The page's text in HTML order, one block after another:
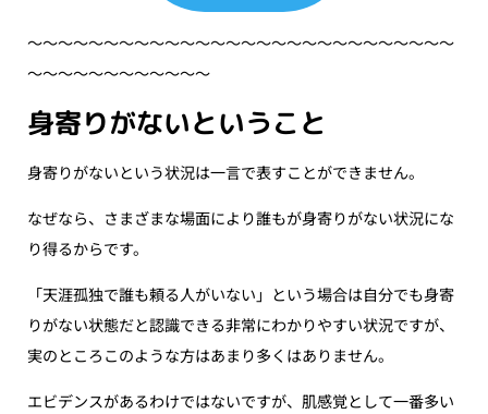
〜〜〜〜〜〜〜〜〜〜〜〜〜〜〜〜〜〜〜〜〜〜〜〜〜〜〜〜
〜〜〜〜〜〜〜〜〜〜〜〜
身寄りがないということ
身寄りがないという状況は一言で表すことができません。
なぜなら、さまざまな場面により誰もが身寄りがない状況にな
り得るからです。
「天涯孤独で誰も頼る人がいない」という場合は自分でも身寄
りがない状態だと認識できる非常にわかりやすい状況ですが、
実のところこのような方はあまり多くはありません。
エビデンスがあるわけではないですが、肌感覚として一番多い